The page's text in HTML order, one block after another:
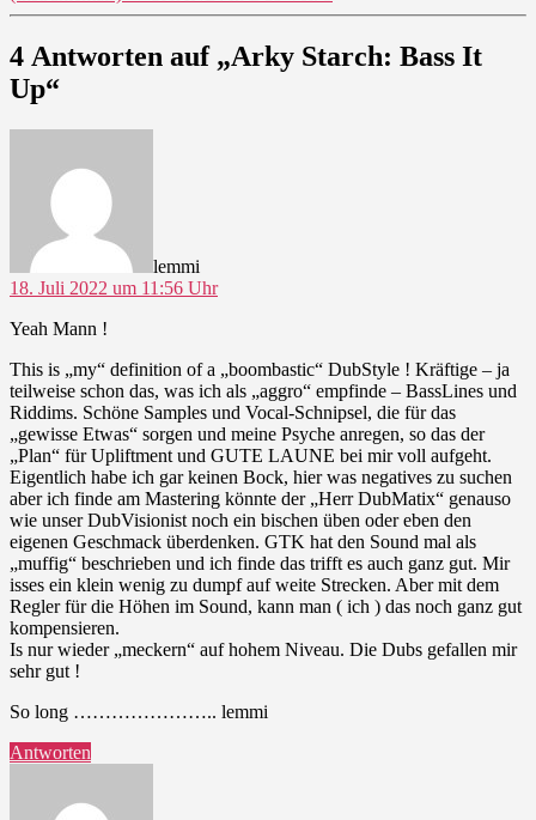
4 Antworten auf „Arky Starch: Bass It
Up“
lemmi
18. Juli 2022 um 11:56 Uhr
Yeah Mann !
This is „my“ definition of a „boombastic“ DubStyle ! Kräftige – ja
teilweise schon das, was ich als „aggro“ empfinde – BassLines und
Riddims. Schöne Samples und Vocal-Schnipsel, die für das
„gewisse Etwas“ sorgen und meine Psyche anregen, so das der
„Plan“ für Upliftment und GUTE LAUNE bei mir voll aufgeht.
Eigentlich habe ich gar keinen Bock, hier was negatives zu suchen
aber ich finde am Mastering könnte der „Herr DubMatix“ genauso
wie unser DubVisionist noch ein bischen üben oder eben den
eigenen Geschmack überdenken. GTK hat den Sound mal als
„muffig“ beschrieben und ich finde das trifft es auch ganz gut. Mir
isses ein klein wenig zu dumpf auf weite Strecken. Aber mit dem
Regler für die Höhen im Sound, kann man ( ich ) das noch ganz gut
kompensieren.
Is nur wieder „meckern“ auf hohem Niveau. Die Dubs gefallen mir
sehr gut !
So long ………………….. lemmi
Antworten